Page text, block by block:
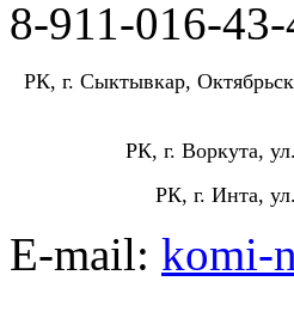
8-911-016-43-
РК, г. Сыктывкар,
РК, г. Воркута,
РК, г. Инта,
E-mail: komi-